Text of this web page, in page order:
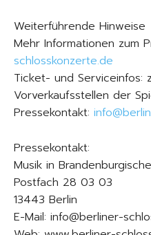
Weiterführende Hinweise
Mehr Informationen zum
schlosskonzerte.de
Ticket- und Serviceinfos:
Vorverkaufsstellen der
Pressekontakt:
Pressekontakt:
Musik in
Postfach 28 03 03
13443 Berlin
E-Mail: info@berliner-